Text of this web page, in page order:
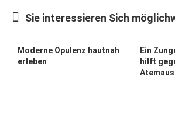
Forum Gesundheit
Sie interessieren Sich
Moderne Opulenz hautnah
erleben
Ein
hilft